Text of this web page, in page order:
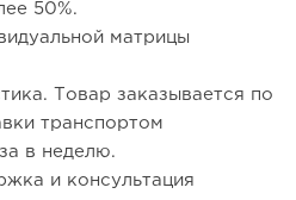
50%.
матрицы
Товар заказывается по
транспортом
в неделю.
и консультация